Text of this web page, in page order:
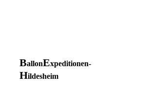
BallonExpeditionen-
Hildesheim